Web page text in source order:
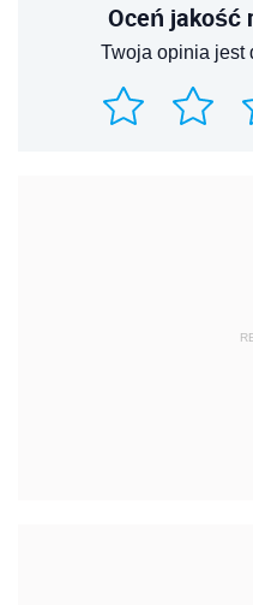
Oceń jakość
Twoja opinia jest